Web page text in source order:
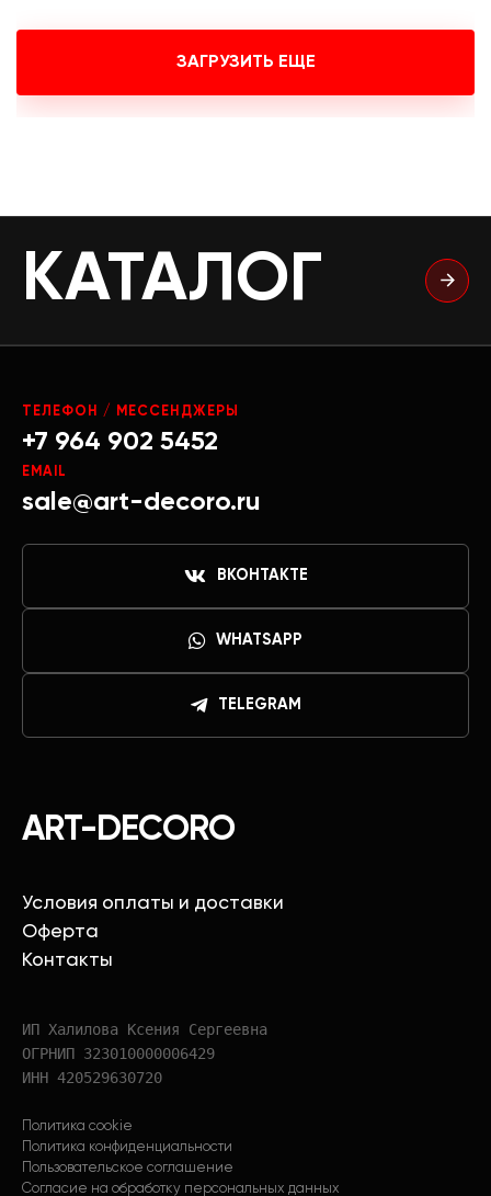
ЗАГРУЗИТЬ ЕЩЕ
КАТАЛОГ
ART-DECORO
Условия оплаты и доставки
Оферта
Контакты
ИП Халилова Ксения Сергеевна
ОГРНИП 323010000006429
ИНН 420529630720
Политика cookie
Политика конфиденциальности
Пользовательское соглашение
Согласие на обработку персональных данных
ТЕЛЕФОН / МЕССЕНДЖЕРЫ
+7 964 902 5452
EMAIL
sale@art-decoro.ru
ВКОНТАКТЕ
WHATSAPP
TELEGRAM